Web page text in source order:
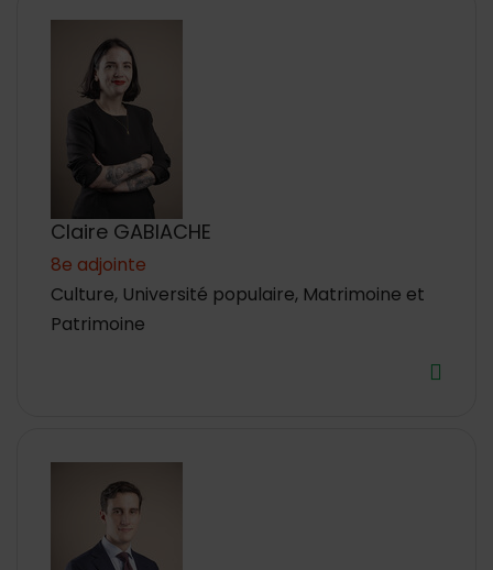
Claire GABIACHE
8e adjointe
Culture, Université populaire, Matrimoine et
Patrimoine